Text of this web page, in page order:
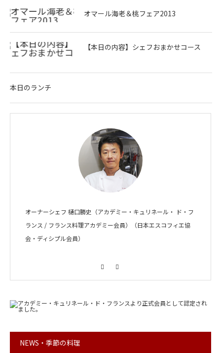
オマール海老＆桃フェア2013
【本日の内容】シェフおまかせコース
本日のランチ
オーナーシェフ 樋口勝史（アカデミー・キュリネール・ ド・フ
ランス / フランス料理アカデミー会員）（日本エスコフィエ協
会・ディシプル会員）
NEWS・季節の料理